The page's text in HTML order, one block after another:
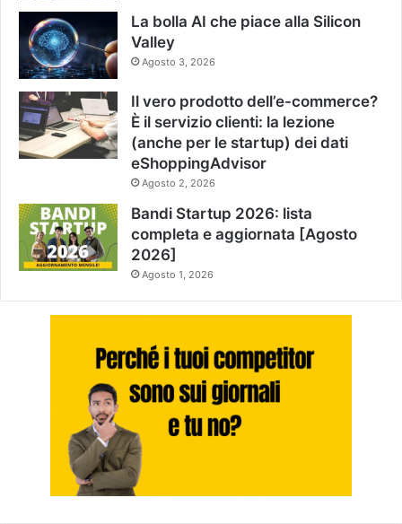
La bolla AI che piace alla Silicon
Valley
Agosto 3, 2026
Il vero prodotto dell’e-commerce?
È il servizio clienti: la lezione
(anche per le startup) dei dati
eShoppingAdvisor
Agosto 2, 2026
Bandi Startup 2026: lista
completa e aggiornata [Agosto
2026]
Agosto 1, 2026